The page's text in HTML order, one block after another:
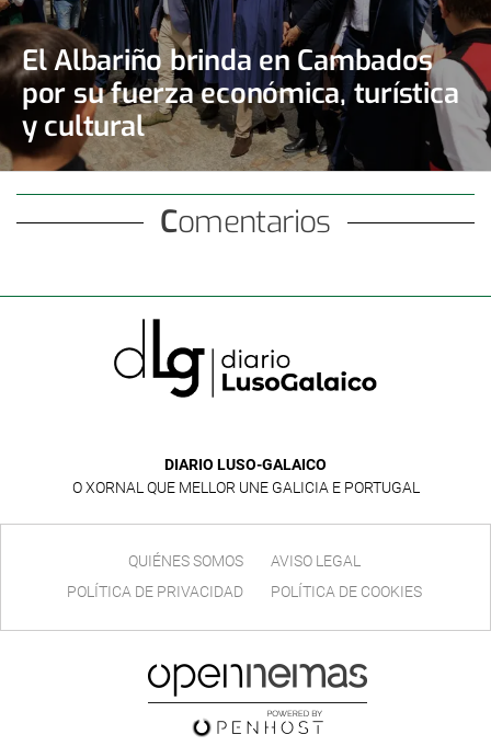
El Albariño brinda en Cambados
por su fuerza económica, turística
y cultural
Comentarios
DIARIO LUSO-GALAICO
O XORNAL QUE MELLOR UNE GALICIA E PORTUGAL
QUIÉNES SOMOS
AVISO LEGAL
POLÍTICA DE PRIVACIDAD
POLÍTICA DE COOKIES